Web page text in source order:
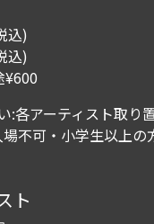
込)
込)
¥600
:各アーティスト取り
不可・小学生以上の
ト